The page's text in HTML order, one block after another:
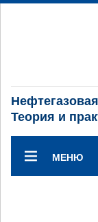
Теория и
МЕНЮ